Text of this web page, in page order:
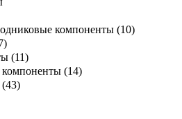
компоненты (10)
)
(11)
компоненты (14)
(43)